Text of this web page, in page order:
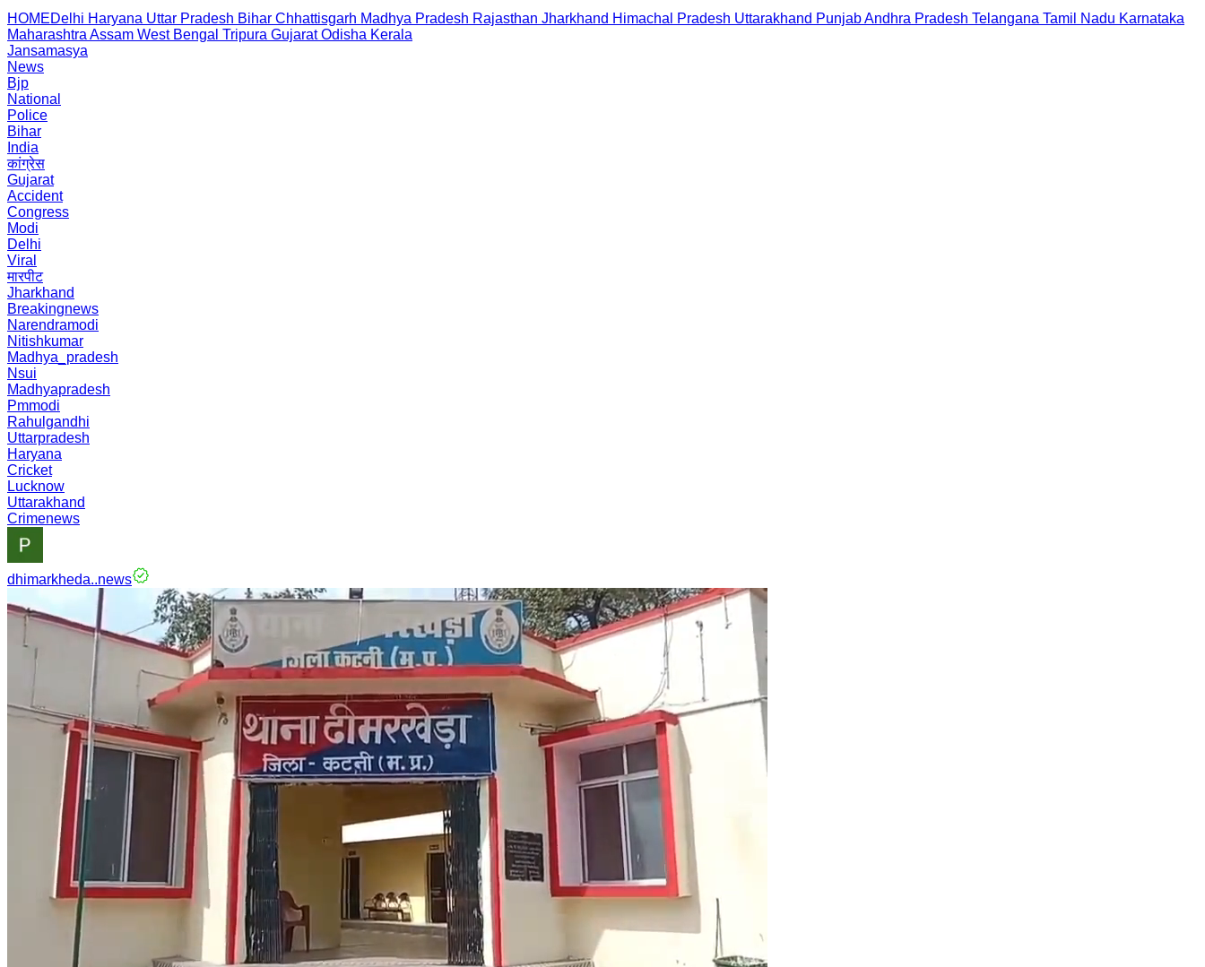
HOMEDelhi Haryana Uttar Pradesh Bihar Chhattisgarh Madhya Pradesh Rajasthan Jharkhand Himachal Pradesh Uttarakhand PunjabAndhra Pradesh Telangana Tamil Nadu Karnataka
Maharashtra Assam West Bengal Tripura Gujarat Odisha Kerala
Jansamasya
News
Bjp
National
Police
Bihar
India
कांग्रेस
Gujarat
Accident
Congress
Modi
Delhi
Viral
मारपीट
Jharkhand
Breakingnews
Narendramodi
Nitishkumar
Madhya_pradesh
Nsui
Madhyapradesh
Pmmodi
Rahulgandhi
Uttarpradesh
Haryana
Cricket
Lucknow
Uttarakhand
Crimenews
dhimarkheda..news